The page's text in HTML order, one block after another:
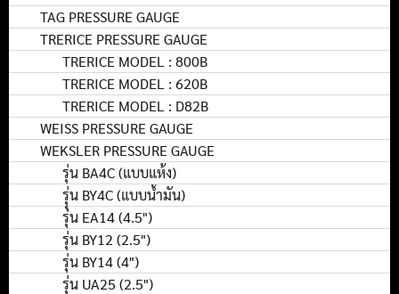
TAG PRESSURE GAUGE
TRERICE PRESSURE GAUGE
TRERICE MODEL : 800B
TRERICE MODEL : 620B
TRERICE MODEL : D82B
WEISS PRESSURE GAUGE
WEKSLER PRESSURE GAUGE
รุ่น BA4C (แบบแห้ง)
รุุ่น BY4C (แบบน้ำมัน)
รุ่น EA14 (4.5")
รุ่น BY12 (2.5")
รุ่น BY14 (4")
รุ่น UA25 (2.5")